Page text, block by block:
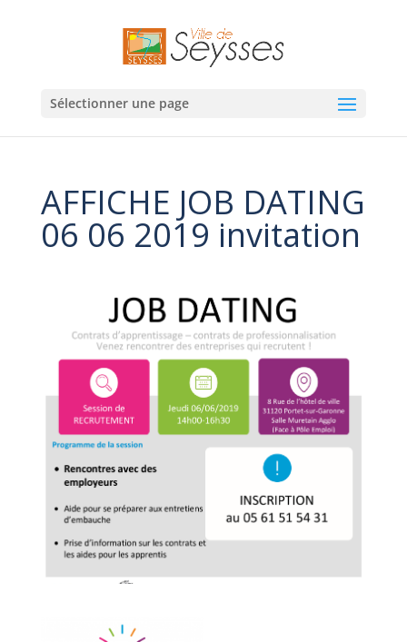
Sélectionner une page
AFFICHE JOB DATING
06 06 2019 invitation